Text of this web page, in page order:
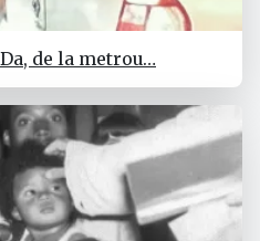
de la metrou…